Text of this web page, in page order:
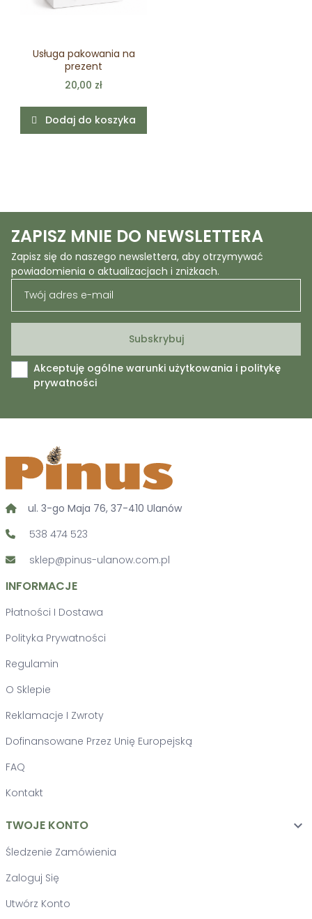
Usługa pakowania na
prezent
20,00 zł
Dodaj do koszyka
ZAPISZ MNIE DO NEWSLETTERA
Zapisz się do naszego newslettera, aby otrzymywać
powiadomienia o aktualizacjach i zniżkach.
Akceptuję ogólne warunki użytkowania i politykę
prywatności
ul. 3-go Maja 76, 37-410 Ulanów
538 474 523
sklep@pinus-ulanow.com.pl
INFORMACJE
Płatności I Dostawa
Polityka Prywatności
Regulamin
O Sklepie
Reklamacje I Zwroty
Dofinansowane Przez Unię Europejską
FAQ
Kontakt
TWOJE KONTO 
Śledzenie Zamówienia
Zaloguj Się
Utwórz Konto